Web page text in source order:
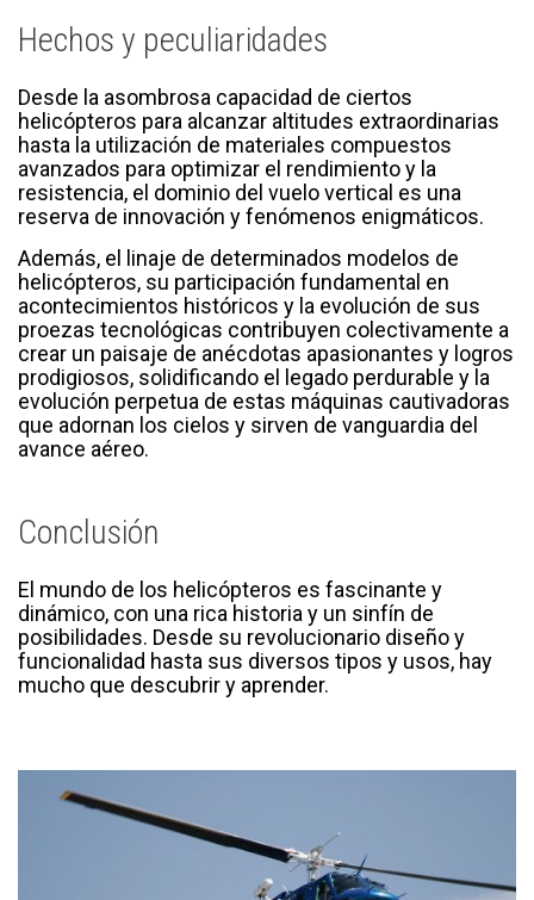
Hechos y peculiaridades
Desde la asombrosa capacidad de ciertos
helicópteros para alcanzar altitudes extraordinarias
hasta la utilización de materiales compuestos
avanzados para optimizar el rendimiento y la
resistencia, el dominio del vuelo vertical es una
reserva de innovación y fenómenos enigmáticos.
Además, el linaje de determinados modelos de
helicópteros, su participación fundamental en
acontecimientos históricos y la evolución de sus
proezas tecnológicas contribuyen colectivamente a
crear un paisaje de anécdotas apasionantes y logros
prodigiosos, solidificando el legado perdurable y la
evolución perpetua de estas máquinas cautivadoras
que adornan los cielos y sirven de vanguardia del
avance aéreo.
Conclusión
El mundo de los helicópteros es fascinante y
dinámico, con una rica historia y un sinfín de
posibilidades. Desde su revolucionario diseño y
funcionalidad hasta sus diversos tipos y usos, hay
mucho que descubrir y aprender.